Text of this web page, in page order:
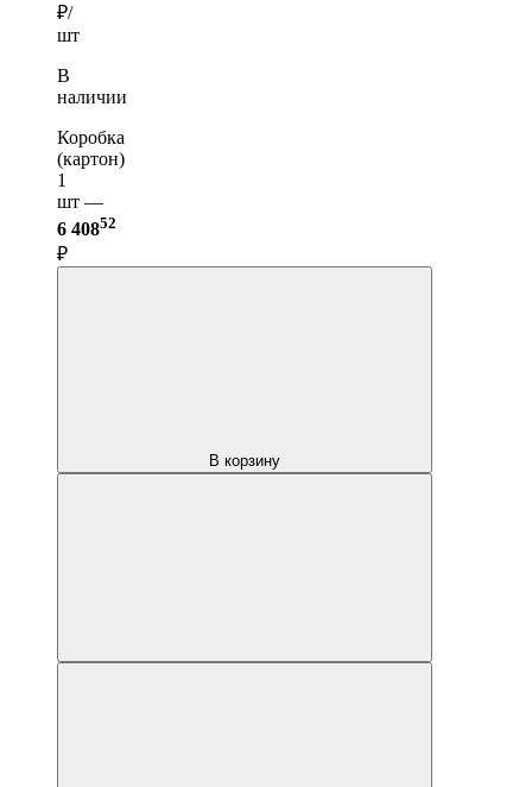
₽/
шт
В
наличии
Коробка
(картон)
1
шт —
6 40852
₽
В корзину